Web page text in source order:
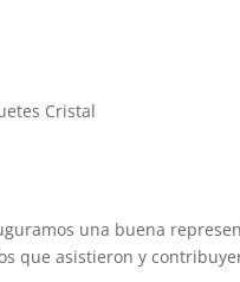
Cristal
una buena
que asistieron y